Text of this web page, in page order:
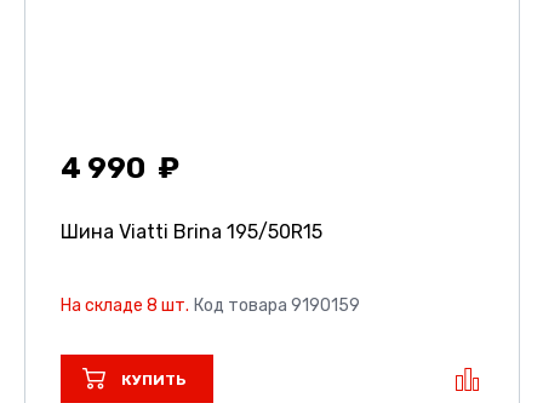
4 990
Шина Viatti Brina 195/50R15
На складе 8 шт. Код товара 9190159
КУПИТЬ